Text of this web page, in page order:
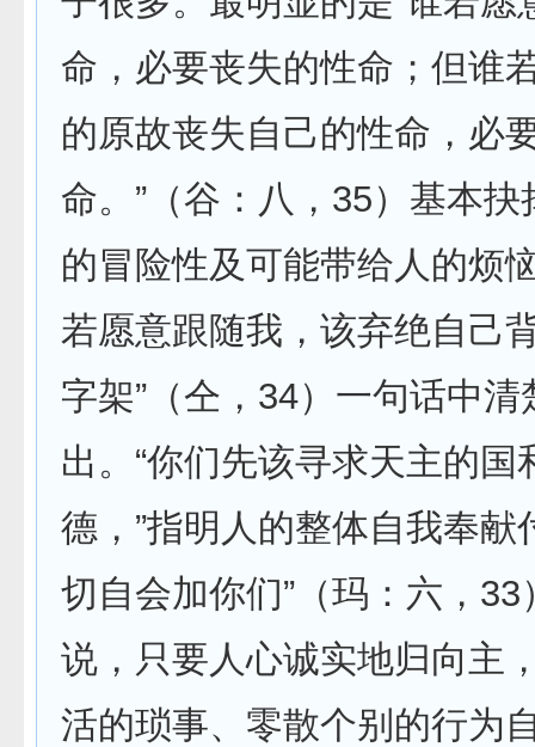
命，必要丧失的性命；但谁
的原故丧失自己的性命，必
命。”（谷：八，35）基本
的冒险性及可能带给人的烦
若愿意跟随我，该弃绝自己
字架”（仝，34）一句话中清
出。“你们先该寻求天主的国
德，”指明人的整体自我奉献
切自会加你们”（玛：六，33
说，只要人心诚实地归向主
活的琐事、零散个别的行为